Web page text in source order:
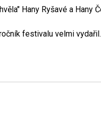
Hany Ryšavé a Hany
festivalu velmi